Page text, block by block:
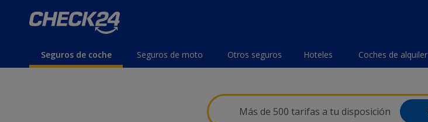
Seguros de coche Seguros de moto Otros seguros Hoteles Coches de alquiler
Más de 500 tarifas a tu disposición